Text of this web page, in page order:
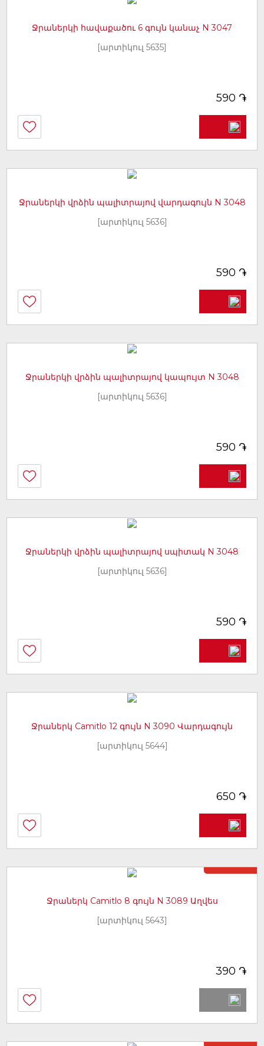
Ջրաներկի հավաքածու 6 գույն կանաչ N 3047
[արտիկուլ 5635]
590 ֏
Ջրաներկի վրձին պալիտրայով վարդագույն N 3048
[արտիկուլ 5636]
590 ֏
Ջրաներկի վրձին պալիտրայով կապույտ N 3048
[արտիկուլ 5636]
590 ֏
Ջրաներկի վրձին պալիտրայով սպիտակ N 3048
[արտիկուլ 5636]
590 ֏
Ջրաներկ Camitlo 12 գույն N 3090 Վարդագույն
[արտիկուլ 5644]
650 ֏
Ջրաներկ Camitlo 8 գույն N 3089 Աղվես
[արտիկուլ 5643]
390 ֏